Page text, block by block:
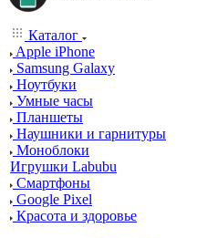
Каталог
Apple iPhone
Samsung Galaxy
Ноутбуки
Умные часы
Планшеты
Наушники и гарнитуры
Моноблоки
Игрушки Labubu
Смартфоны
Google Pixel
Красота и здоровье